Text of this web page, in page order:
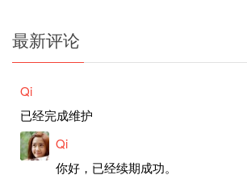
最新评论
Qi
已经完成维护
Qi
你好，已经续期成功。